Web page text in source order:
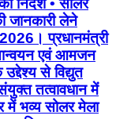
में भव्य सोलर मेला
उप विकास आयुक्त
कर किया।
स्टॉलों का
निर्देश दिए।
पहुंचे लोगों ने